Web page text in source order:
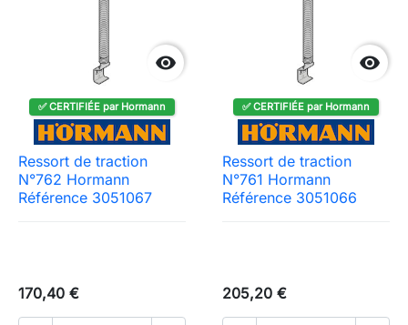

✅ CERTIFIÉE par Hormann
Ressort de traction
N°762 Hormann
Référence 3051067
170,40 €

✅ CERTIFIÉE par Hormann
Ressort de traction
N°761 Hormann
Référence 3051066
205,20 €